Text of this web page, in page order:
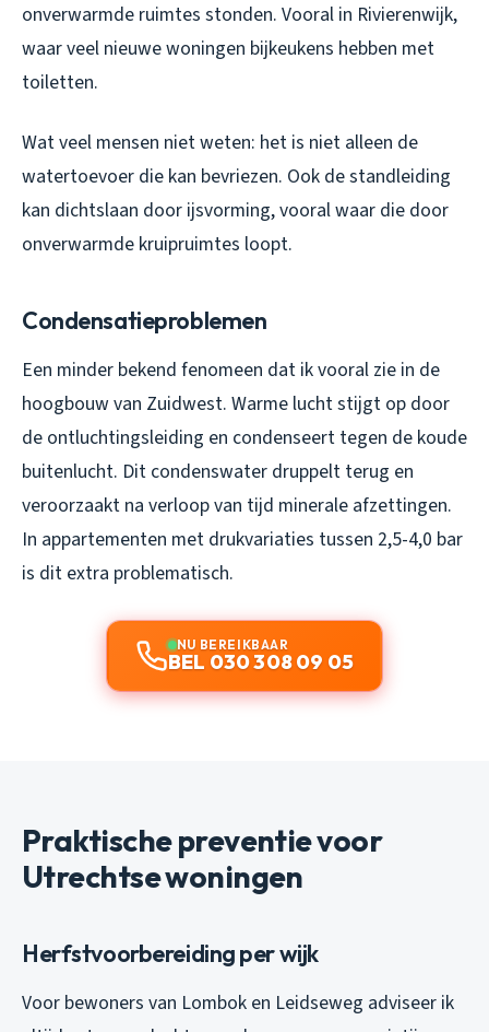
onverwarmde ruimtes stonden. Vooral in Rivierenwijk,
waar veel nieuwe woningen bijkeukens hebben met
toiletten.
Wat veel mensen niet weten: het is niet alleen de
watertoevoer die kan bevriezen. Ook de standleiding
kan dichtslaan door ijsvorming, vooral waar die door
onverwarmde kruipruimtes loopt.
Condensatieproblemen
Een minder bekend fenomeen dat ik vooral zie in de
hoogbouw van Zuidwest. Warme lucht stijgt op door
de ontluchtingsleiding en condenseert tegen de koude
buitenlucht. Dit condenswater druppelt terug en
veroorzaakt na verloop van tijd minerale afzettingen.
In appartementen met drukvariaties tussen 2,5-4,0 bar
is dit extra problematisch.
NU BEREIKBAAR
BEL 030 308 09 05
Praktische preventie voor
Utrechtse woningen
Herfstvoorbereiding per wijk
Voor bewoners van Lombok en Leidseweg adviseer ik